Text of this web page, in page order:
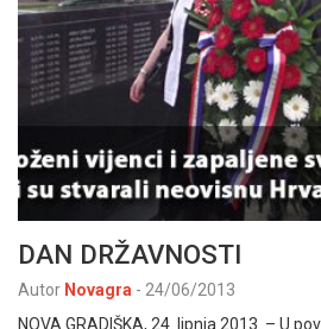
DAN DRŽAVNOSTI
Autor Novagra - 24/06/2013
NOVA GRADIŠKA, 24. lipnja 2013. – U